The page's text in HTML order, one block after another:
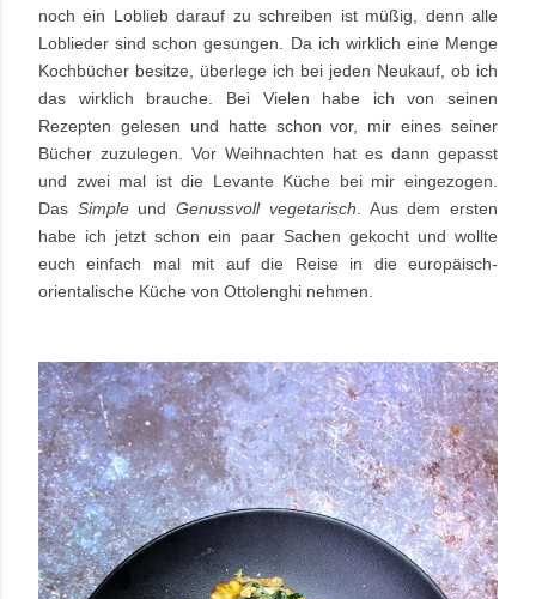
noch ein Loblieb darauf zu schreiben ist müßig, denn alle
Loblieder sind schon gesungen. Da ich wirklich eine Menge
Kochbücher besitze, überlege ich bei jeden Neukauf, ob ich
das wirklich brauche. Bei Vielen habe ich von seinen
Rezepten gelesen und hatte schon vor, mir eines seiner
Bücher zuzulegen. Vor Weihnachten hat es dann gepasst
und zwei mal ist die Levante Küche bei mir eingezogen.
Das Simple undGenussvoll vegetarisch . Aus dem ersten
habe ich jetzt schon ein paar Sachen gekocht und wollte
euch einfach mal mit auf die Reise in die europäisch-
orientalische Küche von Ottolenghi nehmen.